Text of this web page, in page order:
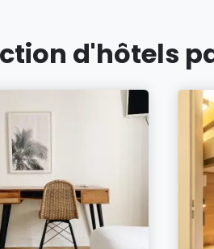
d'hôtels